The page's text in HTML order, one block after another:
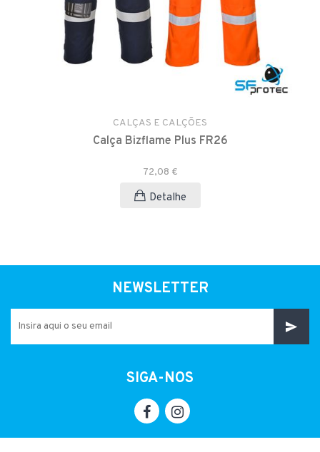
CALÇAS E CALÇÕES
Calça Bizflame Plus FR26
72,08 €
Detalhe
NEWSLETTER
SIGA-NOS